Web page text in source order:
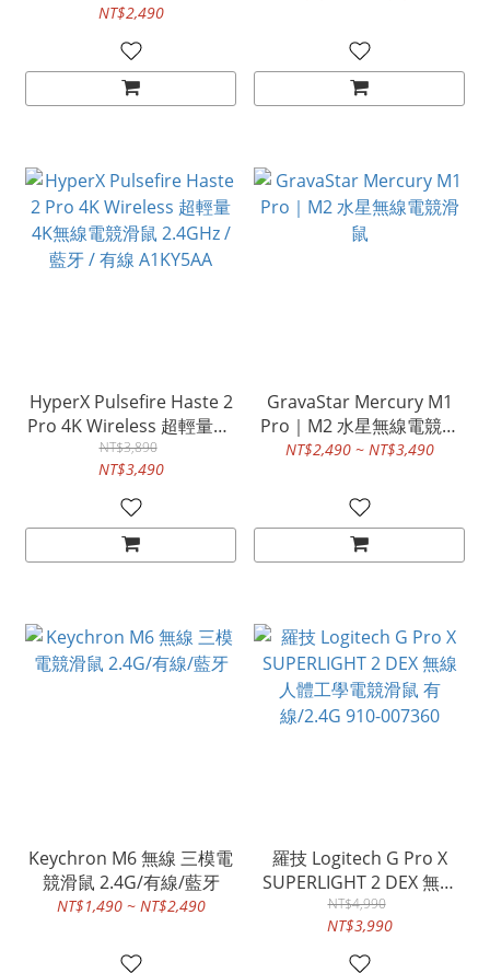
RZ01-05140100-R3A1
NT$2,490
HyperX Pulsefire Haste 2
Pro 4K Wireless 超輕量4K
無線電競滑鼠 2.4GHz / 藍
牙 / 有線 A1KY5AA
NT$3,890
NT$3,490
GravaStar Mercury M1
Pro｜M2 水星無線電競滑
鼠
NT$2,490 ~ NT$3,490
Keychron M6 無線 三模電
競滑鼠 2.4G/有線/藍牙
NT$1,490 ~ NT$2,490
羅技 Logitech G Pro X
SUPERLIGHT 2 DEX 無線
人體工學電競滑鼠 有
線/2.4G 910-007360
NT$4,990
NT$3,990